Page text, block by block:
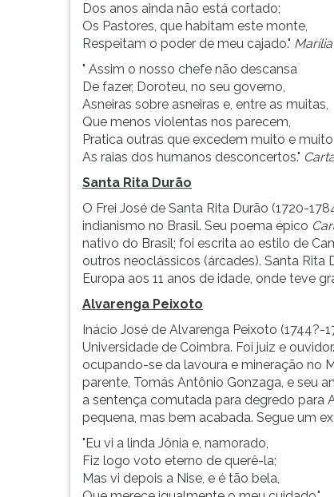
Dos anos ainda não está cortado;
Os Pastores, que habitam este monte,
Respeitam o poder de meu cajado."
" Assim o nosso chefe não descansa
De fazer, Doroteu, no seu governo,
Asneiras sobre asneiras e, entre as muitas,
Que menos violentas nos parecem,
Pratica outras que excedem muito e muito
As raias dos humanos desconcertos."
Santa Rita Durão
O Frei José de Santa Rita Durão (1720-
indianismo no Brasil. Seu poema épico
nativo do Brasil; foi escrita ao estilo de
outros neoclássicos (árcades). Santa Rita
Europa aos 11 anos de idade, onde teve
Alvarenga Peixoto
Inácio José de Alvarenga Peixoto
Universidade de Coimbra. Foi juiz e
ocupando-se da lavoura e mineração no
parente, Tomás Antônio Gonzaga, e seu
a sentença comutada para degredo para
pequena, mas bem acabada. Segue um
"Eu vi a linda Jônia e, namorado,
Fiz logo voto eterno de querê-la;
Mas vi depois a Nise, e é tão bela,